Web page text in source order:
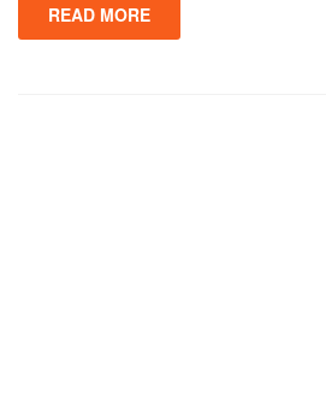
READ MORE